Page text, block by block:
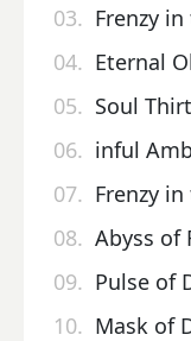
03. Frenzy
04. Eternal
05. Soul
06. inful
07. Frenzy
08. Abyss of
09. Pulse of
10. Mask of